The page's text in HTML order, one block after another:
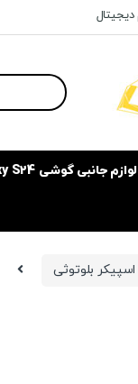
Search
for:
لوازم جانبی گوشی Galaxy S24
اسپیکر بلوتوثی